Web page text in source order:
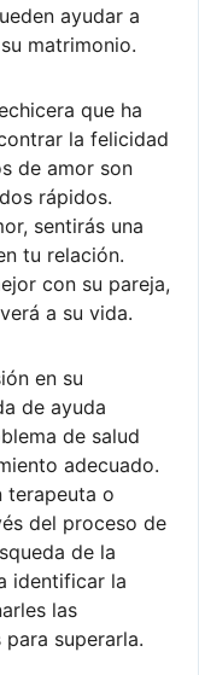
ayudar a
matrimonio.
que ha
la felicidad
de amor son
rápidos.
sentirás una
tu relación.
con su pareja,
a su vida.
en su
de ayuda
de salud
adecuado.
terapeuta o
del proceso de
de la
identificar la
las
superarla.